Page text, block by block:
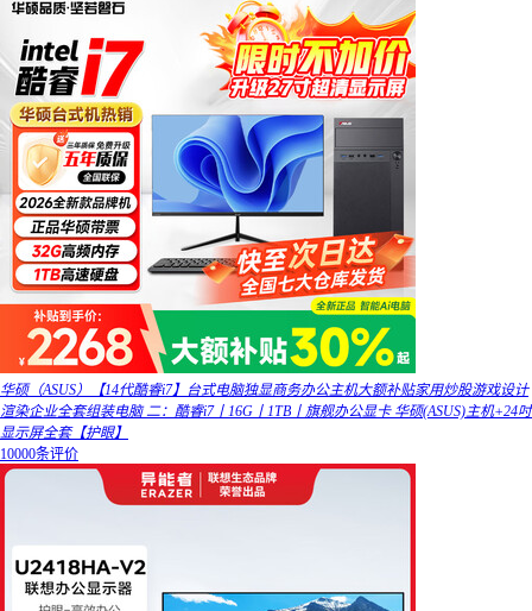
华硕（ASUS）【14代酷睿i7】台式电脑独显商务办公主机大额补贴家用炒股游戏设计
渲染企业全套组装电脑 二：酷睿i7丨16G丨1TB丨旗舰办公显卡 华硕(ASUS)主机+24吋
显示屏全套【护眼】
10000条评价